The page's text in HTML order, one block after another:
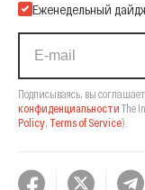
Еженедельный
Подписываясь, вы
конфиденциальности The
Policy, Terms of Service).